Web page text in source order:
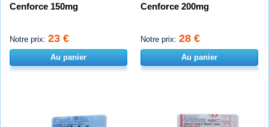
Cenforce 150mg
Notre prix: 23 €
Au panier
Cenforce 200mg
Notre prix: 28 €
Au panier